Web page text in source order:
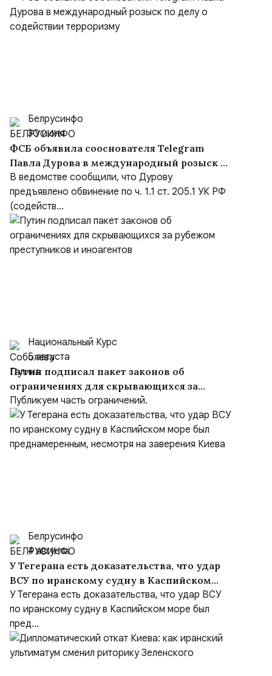
Белрусинфо
30 июля
ФСБ объявила сооснователя Telegram
Павла Дурова в международный розыск по
делу о содействии терроризму
В ведомстве сообщили, что Дурову
предъявлено обвинение по ч. 1.1 ст. 205.1 УК РФ
(содейств...
Национальный Курс
5 августа
Путин подписал пакет законов об
ограничениях для скрывающихся за
рубежом преступников и иноагентов
Публикуем часть ограничений.
Белрусинфо
4 августа
У Тегерана есть доказательства, что удар
ВСУ по иранскому судну в Каспийском
море был преднамеренным, несмотря на
заверения Киева
У Тегерана есть доказательства, что удар ВСУ
по иранскому судну в Каспийском море был
пред...